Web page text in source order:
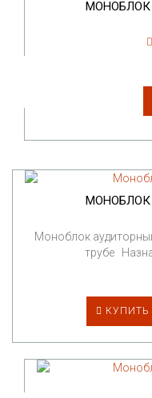
Моноблок
трубе
КУПИТЬ